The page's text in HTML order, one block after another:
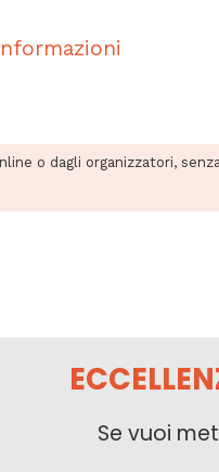
o dagli organizzatori,
Se vuoi